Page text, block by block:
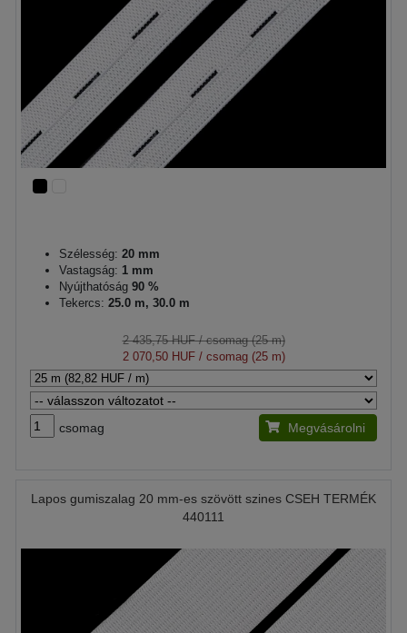
Szélesség: 20 mm
Vastagság: 1 mm
Nyújthatóság 90 %
Tekercs: 25.0 m, 30.0 m
2 435,75 HUF/ csomag (25 m)
2 070,50 HUF/ csomag (25 m)
csomag Megvásárolni
Lapos gumiszalag 20 mm-es szövött szines CSEH TERMÉK
440111